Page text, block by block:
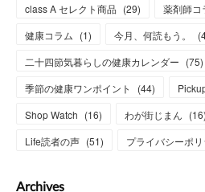
class A セレクト商品 (29) 薬剤師コ
健康コラム (1) 今月、何読もう。 (
二十四節気暮らしの健康カレンダー (75)
季節の健康ワンポイント
(44)
Shop Watch (16) わが街じまん (16)
Life読者の声 (51) プライバシーポ
Archives